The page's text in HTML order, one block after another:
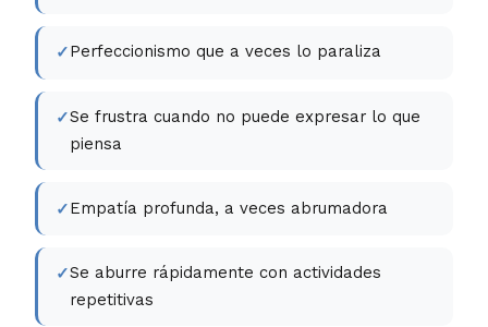
Perfeccionismo que a veces lo paraliza
Se frustra cuando no puede expresar lo que
piensa
Empatía profunda, a veces abrumadora
Se aburre rápidamente con actividades
repetitivas